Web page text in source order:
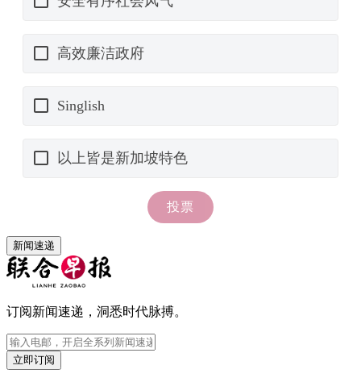
新闻速递
订阅新闻速递，洞悉时代脉搏。
立即订阅